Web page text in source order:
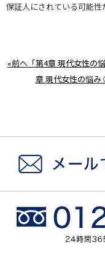
保証人にされている可能
«前へ「第4章 現代女性の
章 現代女性の悩